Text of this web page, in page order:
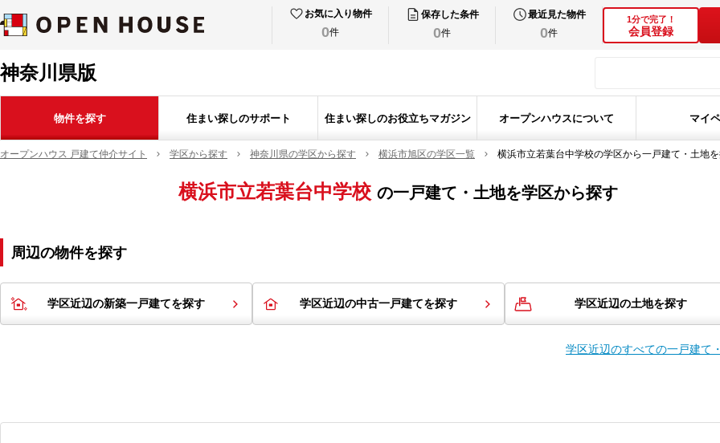
お気に入り物件
0件
保存した条件
0件
最近見た物件
0件
1分で完了！
会員登録
神奈川県版
物件を探す 住まい探しのサポート 住まい探しのお役立ちマガジン オープンハウスについて マイ
オープンハウス 戸建て仲介サイト 学区から探す 神奈川県の学区から探す 横浜市旭区の学区一覧 横浜市立若葉台中学校の学区から一戸建て・土地
横浜市立若葉台中学校 の一戸建て・土地を学区から探す
周辺の物件を探す
学区近辺の新築一戸建てを探す 学区近辺の中古一戸建てを探す 学区近辺の土地を探す
学区近辺のすべての一戸建て